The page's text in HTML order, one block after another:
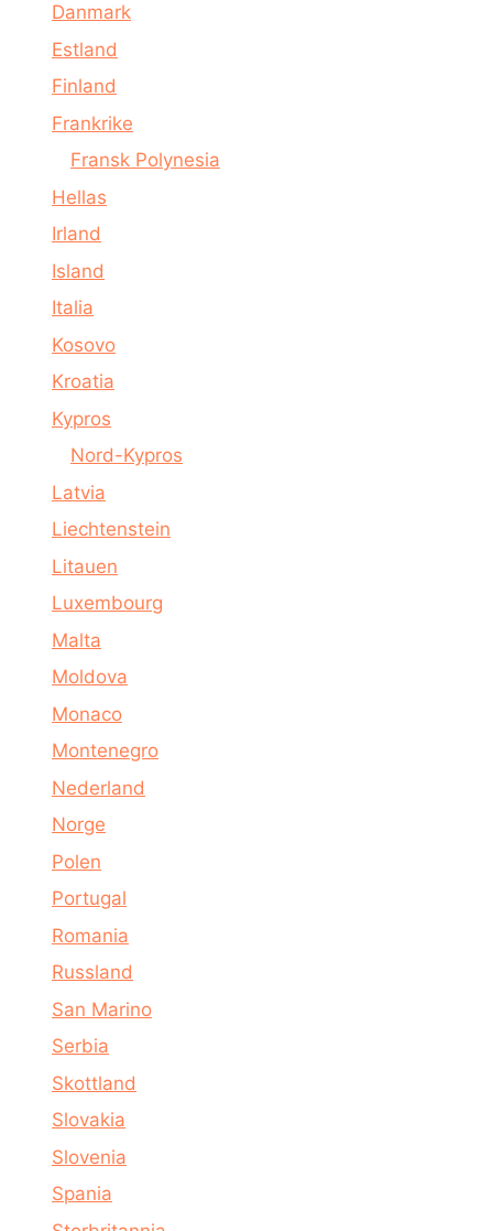
Danmark
Estland
Finland
Frankrike
Fransk Polynesia
Hellas
Irland
Island
Italia
Kosovo
Kroatia
Kypros
Nord-Kypros
Latvia
Liechtenstein
Litauen
Luxembourg
Malta
Moldova
Monaco
Montenegro
Nederland
Norge
Polen
Portugal
Romania
Russland
San Marino
Serbia
Skottland
Slovakia
Slovenia
Spania